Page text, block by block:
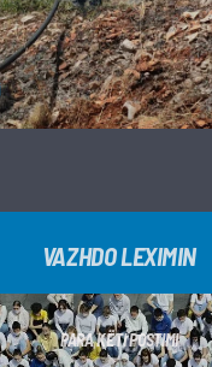
VAZHDO LEXIMIN
PARA KËTI POSTIMI